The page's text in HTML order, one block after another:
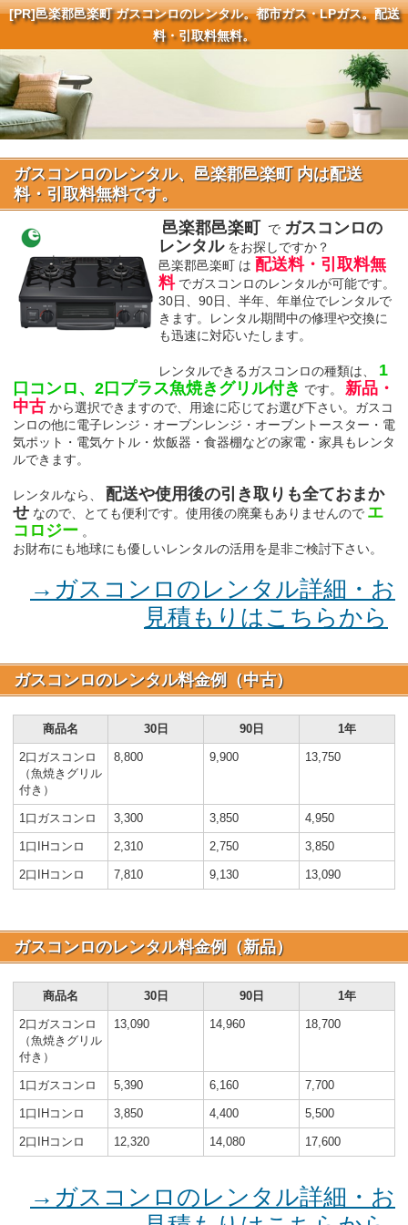
[PR]邑楽郡邑楽町 ガスコンロのレンタル。都市ガス・LPガス。配送
料・引取料無料。
ガスコンロのレンタル、邑楽郡邑楽町 内は配送
料・引取料無料です。
邑楽郡邑楽町
で ガスコンロの
レンタル をお探しですか？
邑楽郡邑楽町 は 配送料・引取料無
料 でガスコンロのレンタルが可能です。
30日、90日、半年、年単位でレンタルで
きます。レンタル期間中の修理や交換に
も迅速に対応いたします。
レンタルできるガスコンロの種類は、
1
口コンロ、2口プラス魚焼きグリル付き です。
新品・
中古 から選択できますので、用途に応じてお選び下さい。ガスコ
ンロの他に電子レンジ・オーブンレンジ・オーブントースター・電
気ポット・電気ケトル・炊飯器・食器棚などの家電・家具もレンタ
ルできます。
レンタルなら、
配送や使用後の引き取りも全ておまか
せ なので、とても便利です。使用後の廃棄もありませんので エ
コロジー 。
お財布にも地球にも優しいレンタルの活用を是非ご検討下さい。
→ガスコンロのレンタル詳細・お
見積もりはこちらから
ガスコンロのレンタル料金例（中古）
商品名 30日 90日 1年
2口ガスコンロ
（魚焼きグリル
付き）
8,800 9,900 13,750
1口ガスコンロ 3,300 3,850 4,950
1口IHコンロ 2,310 2,750 3,850
2口IHコンロ 7,810 9,130 13,090
ガスコンロのレンタル料金例（新品）
商品名 30日 90日 1年
2口ガスコンロ
（魚焼きグリル
付き）
13,090 14,960 18,700
1口ガスコンロ 5,390 6,160 7,700
1口IHコンロ 3,850 4,400 5,500
2口IHコンロ 12,320 14,080 17,600
→ガスコンロのレンタル詳細・お